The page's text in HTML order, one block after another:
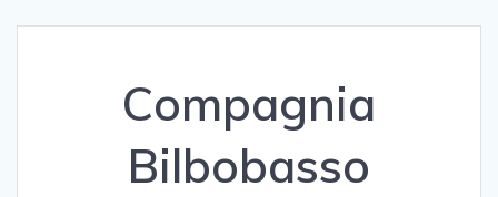
Compagnia
Bilbobasso